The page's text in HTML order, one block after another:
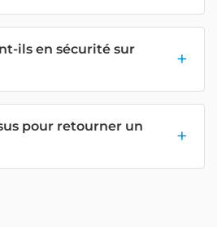
ils en sécurité sur
pour retourner un